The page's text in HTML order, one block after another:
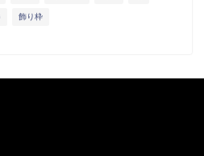
飾り枠